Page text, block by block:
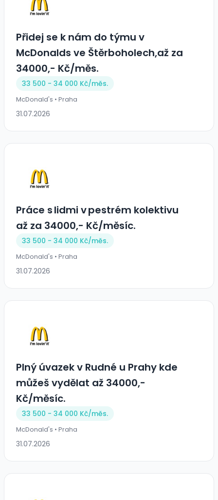
Přidej se k nám do týmu v
McDonalds ve Štěrboholech,až za
34000,- Kč/měs.
33 500 - 34 000 Kč/měs.
McDonald's • Praha
31.07.2026
Práce s lidmi v pestrém kolektivu
až za 34000,- Kč/měsíc.
33 500 - 34 000 Kč/měs.
McDonald's • Praha
31.07.2026
Plný úvazek v Rudné u Prahy kde
můžeš vydělat až 34000,-
Kč/měsíc.
33 500 - 34 000 Kč/měs.
McDonald's • Praha
31.07.2026